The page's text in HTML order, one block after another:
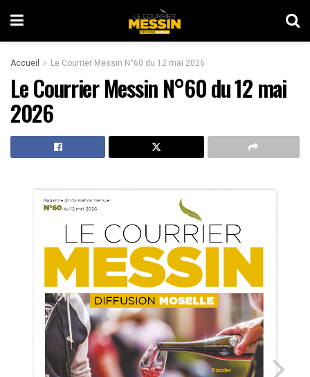
Accueil Le Courrier Messin N°60 du 12 mai 2026
Le Courrier Messin N°60 du 12 mai
2026